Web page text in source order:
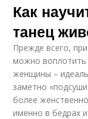
Как
танец
Прежде всего,
можно воплотить
женщины –
заметно
более
именно в бедрах